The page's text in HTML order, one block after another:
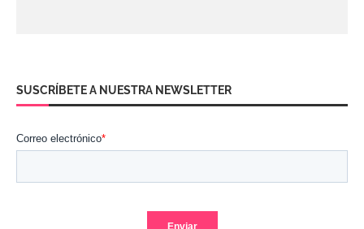
SUSCRÍBETE A NUESTRA NEWSLETTER